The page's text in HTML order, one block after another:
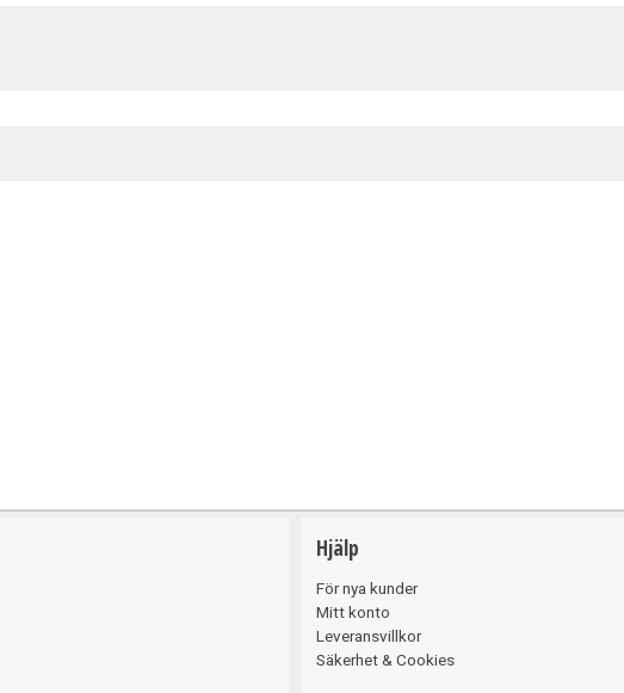
Hjälp
För nya kunder
Mitt konto
Leveransvillkor
Säkerhet & Cookies